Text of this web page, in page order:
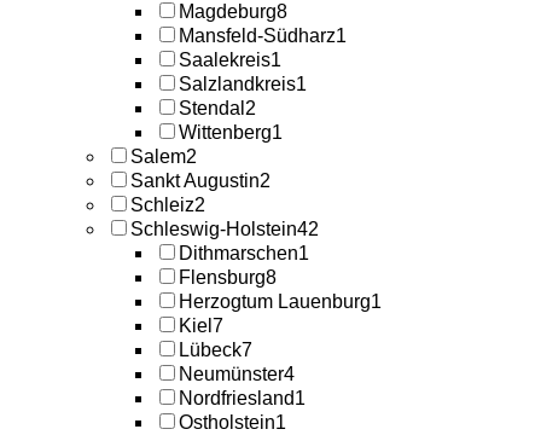
Magdeburg8
Mansfeld-Südharz1
Saalekreis1
Salzlandkreis1
Stendal 2
Wittenberg1
Salem2
Sankt Augustin2
Schleiz2
Schleswig-Holstein42
Dithmarschen1
Flensburg8
Herzogtum Lauenburg1
Kiel 7
Lübeck7
Neumünster4
Nordfriesland1
Ostholstein1